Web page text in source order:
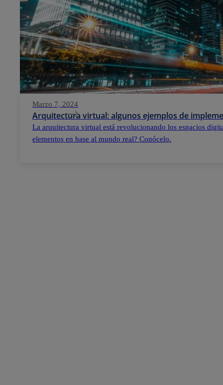
Marzo 7, 2024
Arquitectura virtual: algunos ejemplos de
La arquitectura virtual está revolucionando los espacios
elementos en base al mundo real? Conócelo.